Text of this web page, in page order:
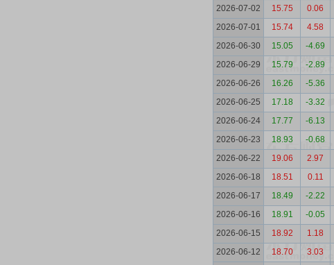
2026-07-02
15.75 0.06
2026-07-01
15.74 4.58
2026-06-30
15.05 -4.69
2026-06-29
15.79 -2.89
2026-06-26
16.26 -5.36
2026-06-25
17.18 -3.32
2026-06-24
17.77 -6.13
2026-06-23
18.93 -0.68
2026-06-22
19.06 2.97
2026-06-18
18.51 0.11
2026-06-17
18.49 -2.22
2026-06-16
18.91 -0.05
2026-06-15
18.92 1.18
2026-06-12
18.70 3.03